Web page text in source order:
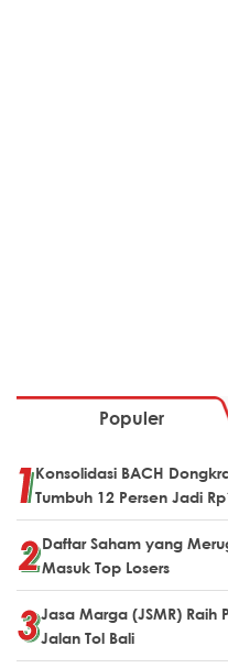
Populer
Konsolidasi BACH
Tumbuh 12 Persen Jadi
Daftar Saham yang
Masuk Top Losers
Jasa Marga (JSMR) Raih
Jalan Tol Bali